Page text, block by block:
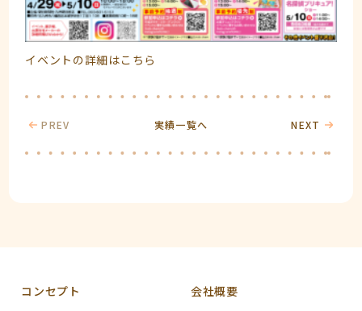
イベントの詳細はこちら
PREV 実績一覧へ NEXT
コンセプト 会社概要